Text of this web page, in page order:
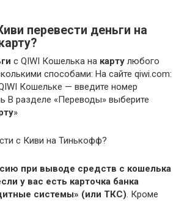
перевести деньги на
с QIWI Кошелька на карту любого
способами: На сайте qiwi.com:
Кошельке — введите номер
В разделе «Переводы» выберите
»
с Киви на Тинькофф?
при выводе средств с кошелька
у вас есть карточка банка
системы» (или ТКС). Кроме